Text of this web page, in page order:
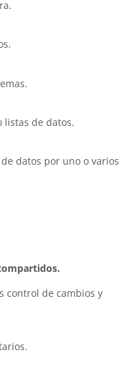
listas de datos.
datos por uno o varios
control de cambios y